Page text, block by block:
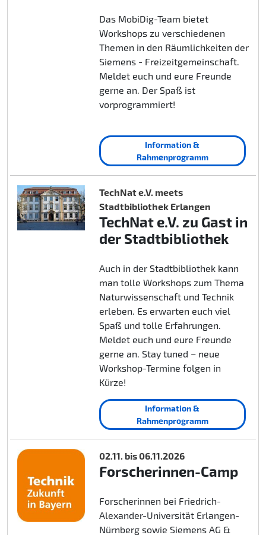
Das MobiDig-Team bietet
Workshops zu verschiedenen
Themen in den Räumlichkeiten der
Siemens - Freizeitgemeinschaft.
Meldet euch und eure Freunde
gerne an. Der Spaß ist
vorprogrammiert!
Information &
Rahmenprogramm
TechNat e.V. meets
Stadtbibliothek Erlangen
TechNat e.V. zu Gast in
der Stadtbibliothek
Auch in der Stadtbibliothek kann
man tolle Workshops zum Thema
Naturwissenschaft und Technik
erleben. Es erwarten euch viel
Spaß und tolle Erfahrungen.
Meldet euch und eure Freunde
gerne an. Stay tuned – neue
Workshop-Termine folgen in
Kürze!
Information &
Rahmenprogramm
02.11. bis 06.11.2026
Forscherinnen-Camp
Forscherinnen bei Friedrich-
Alexander-Universität Erlangen-
Nürnberg sowie Siemens AG &